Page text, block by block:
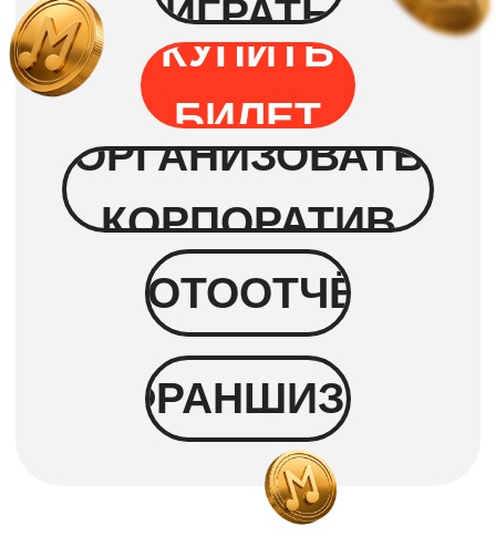
Угадывать ничего не нужно!
Исполнители и названия песен
на экране